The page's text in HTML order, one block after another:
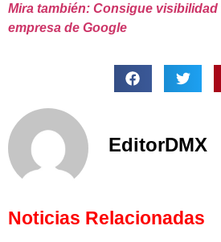
Mira también: Consigue
empresa de Google
EditorDMX
Noticias Relacionadas